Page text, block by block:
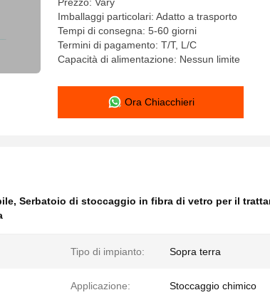
Imballaggi particolari: Adatto a trasporto
Tempi di consegna: 5-60 giorni
Termini di pagamento: T/T, L/C
Capacità di alimentazione: Nessun limite
Ora Chiacchieri
, Serbatoio di stoccaggio in fibra di vetro per il
Tipo di impianto: Sopra terra
Applicazione: Stoccaggio chimico